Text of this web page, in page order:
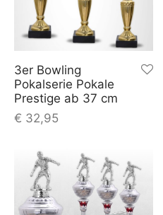
3er Bowling
Pokalserie Pokale
Prestige ab 37 cm
€ 32,95